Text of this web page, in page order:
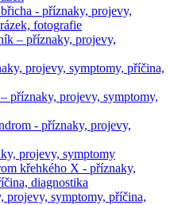
- příznaky, projevy,
fotografie
– příznaky, projevy,
projevy, symptomy, příčina,
příznaky, projevy, symptomy,
- příznaky, projevy,
projevy, symptomy
křehkého X - příznaky,
diagnostika
projevy, symptomy, příčina,